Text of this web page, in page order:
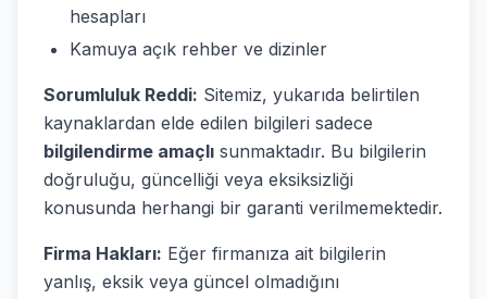
hesapları
Kamuya açık rehber ve dizinler
Sorumluluk Reddi: Sitemiz, yukarıda belirtilen
kaynaklardan elde edilen bilgileri sadece
bilgilendirme amaçlı sunmaktadır. Bu bilgilerin
doğruluğu, güncelliği veya eksiksizliği
konusunda herhangi bir garanti verilmemektedir.
Firma Hakları: Eğer firmanıza ait bilgilerin
yanlış, eksik veya güncel olmadığını